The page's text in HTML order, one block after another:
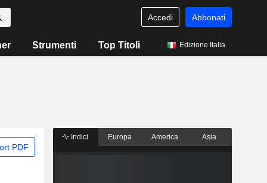
Accedi Abbonati
Strumenti Top Titoli Edizione Italia
PDF
Indici Europa America Asia